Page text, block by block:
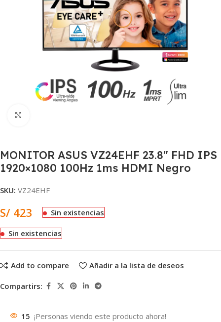
MONITOR ASUS VZ24EHF 23.8″ FHD IPS
1920×1080 100Hz 1ms HDMI Negro
SKU: VZ24EHF
S/ 423 Sin existencias
Sin existencias
Add to compare Añadir a la lista de deseos
Compartirs:
15 ¡Personas viendo este producto ahora!